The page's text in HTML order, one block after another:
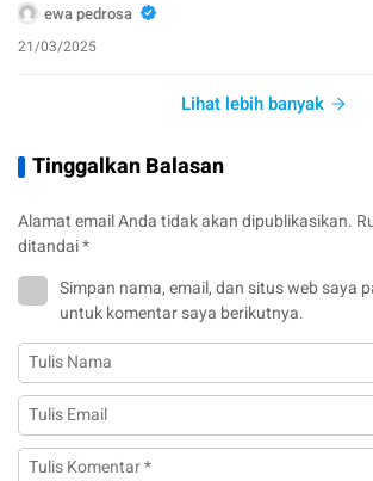
ewa pedrosa
21/03/2025
Lihat lebih banyak
Tinggalkan Balasan
Alamat email Anda tidak akan dipublikasikan.
ditandai*
Simpan nama, email, dan situs web saya
untuk komentar saya berikutnya.